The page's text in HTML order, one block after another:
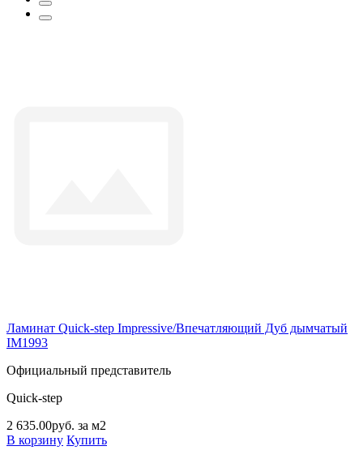
Ламинат Quick-step Impressive/Впечатляющий Дуб дымчатый
IM1993
Официальный представитель
Quick-step
2 635.00руб. за м2
В корзину Купить